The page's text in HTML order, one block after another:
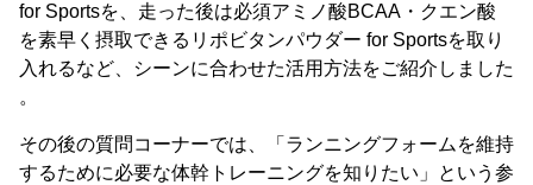
for Sportsを、走った後は必須アミノ酸BCAA・クエン酸
を素早く摂取できるリポビタンパウダー for Sportsを取り
入れるなど、シーンに合わせた活用方法をご紹介しました
。
その後の質問コーナーでは、「ランニングフォームを維持
するために必要な体幹トレーニングを知りたい」という参